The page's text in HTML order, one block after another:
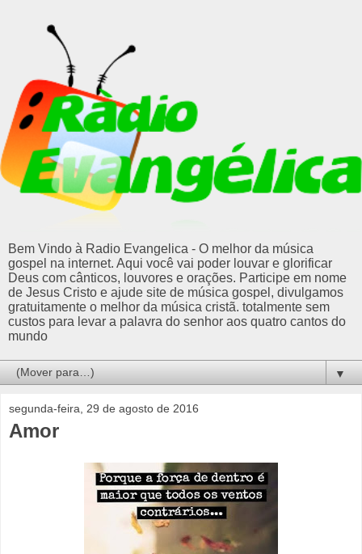
Bem Vindo à Radio Evangelica - O melhor da música
gospel na internet. Aqui você vai poder louvar e glorificar
Deus com cânticos, louvores e orações. Participe em nome
de Jesus Cristo e ajude site de música gospel, divulgamos
gratuitamente o melhor da música cristã. totalmente sem
custos para levar a palavra do senhor aos quatro cantos do
mundo
▼
segunda-feira, 29 de agosto de 2016
Amor